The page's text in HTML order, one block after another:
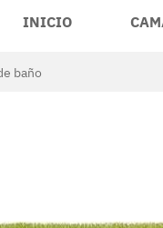
INICIO
baño